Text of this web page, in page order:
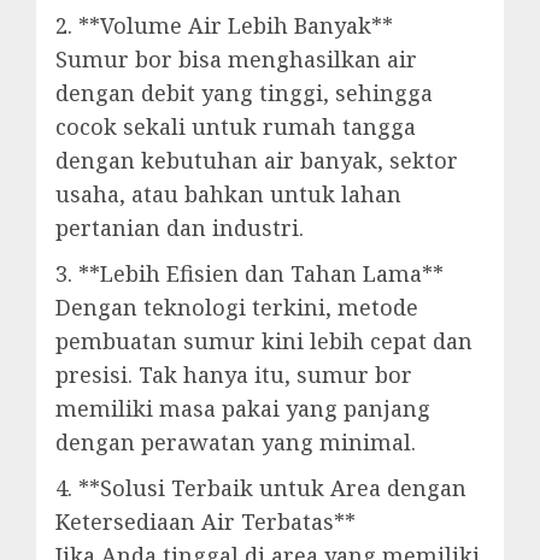
2. **Volume Air Lebih Banyak**
Sumur bor bisa menghasilkan air
dengan debit yang tinggi, sehingga
cocok sekali untuk rumah tangga
dengan kebutuhan air banyak, sektor
usaha, atau bahkan untuk lahan
pertanian dan industri.
3. **Lebih Efisien dan Tahan Lama**
Dengan teknologi terkini, metode
pembuatan sumur kini lebih cepat dan
presisi. Tak hanya itu, sumur bor
memiliki masa pakai yang panjang
dengan perawatan yang minimal.
4. **Solusi Terbaik untuk Area dengan
Ketersediaan Air Terbatas**